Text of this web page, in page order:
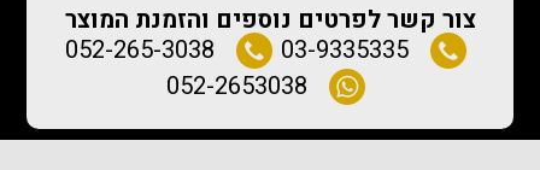
צור קשר לפרטים נוספים והזמנת המוצר
03-9335335
052-265-3038
052-2653038